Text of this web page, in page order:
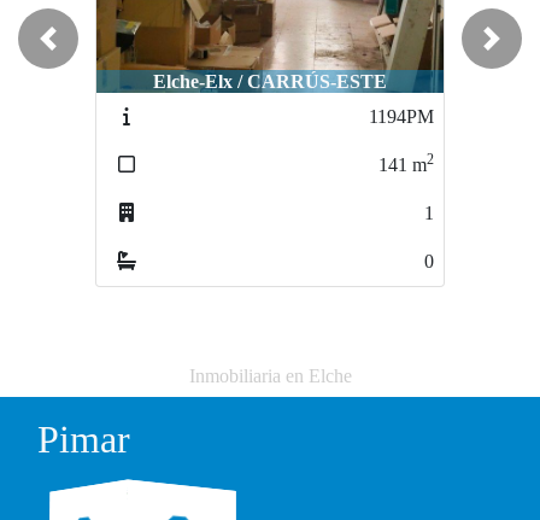
Elche-Elx / CARRÚS-ESTE
1194PM
141m2
Elche-Elx / CARRÚS
Previous Next
Inmobiliaria en Elche
Pimar